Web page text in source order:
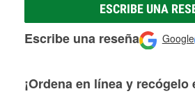
ESCRIBE UNA
Escribe una reseña Google
¡Ordena en línea y recógelo